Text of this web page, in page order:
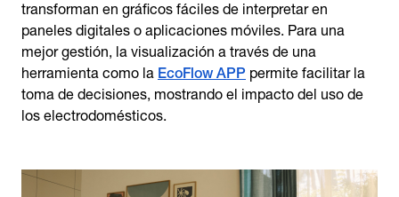
transforman en gráficos fáciles de interpretar en
paneles digitales o aplicaciones móviles. Para una
mejor gestión, la visualización a través de una
herramienta como la EcoFlow APP permite facilitar la
toma de decisiones, mostrando el impacto del uso de
los electrodomésticos.